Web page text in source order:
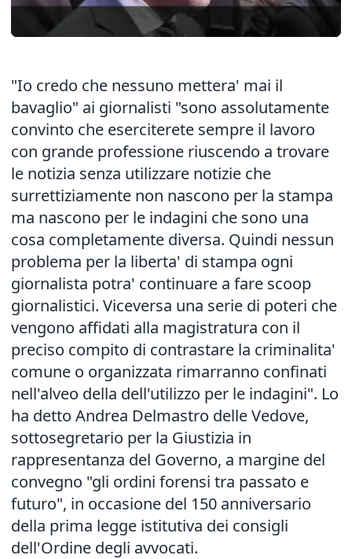
"Io credo che nessuno mettera' mai il
bavaglio" ai giornalisti "sono assolutamente
convinto che eserciterete sempre il lavoro
con grande professione riuscendo a trovare
le notizia senza utilizzare notizie che
surrettiziamente non nascono per la stampa
ma nascono per le indagini che sono una
cosa completamente diversa. Quindi nessun
problema per la liberta' di stampa ogni
giornalista potra' continuare a fare scoop
giornalistici. Viceversa una serie di poteri che
vengono affidati alla magistratura con il
preciso compito di contrastare la criminalita'
comune o organizzata rimarranno confinati
nell'alveo della dell'utilizzo per le indagini". Lo
ha detto Andrea Delmastro delle Vedove,
sottosegretario per la Giustizia in
rappresentanza del Governo, a margine del
convegno "gli ordini forensi tra passato e
futuro", in occasione del 150 anniversario
della prima legge istitutiva dei consigli
dell'Ordine degli avvocati.